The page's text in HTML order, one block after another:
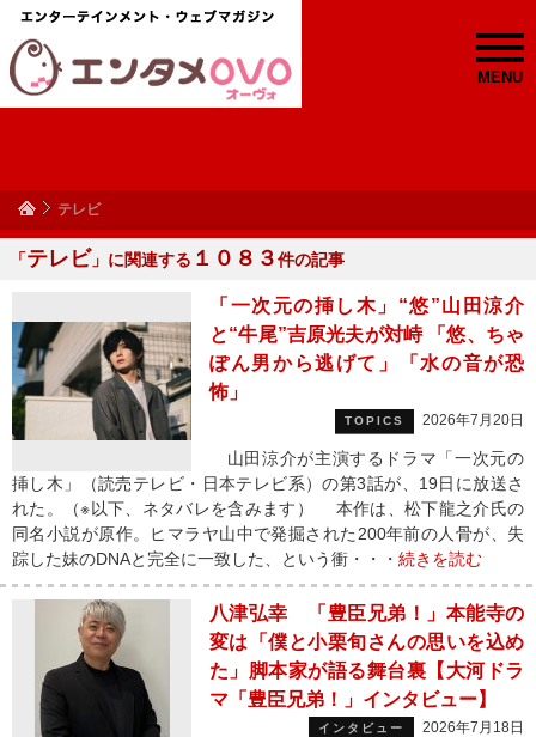
MENU
テレビ
「テレビ 」に関連する １０８３件の記事
「一次元の挿し木」“悠”山田涼介
と“牛尾”吉原光夫が対峙 「悠、ちゃ
ぽん男から逃げて」「水の音が恐
怖」
TOPICS 2026年7月20日
山田涼介が主演するドラマ「一次元の
挿し木」（読売テレビ・日本テレビ系）の第3話が、19日に放送さ
れた。（※以下、ネタバレを含みます） 本作は、松下龍之介氏の
同名小説が原作。ヒマラヤ山中で発掘された200年前の人骨が、失
踪した妹のDNAと完全に一致した、という衝・・・ 続きを読む
八津弘幸 「豊臣兄弟！」本能寺の
変は「僕と小栗旬さんの思いを込め
た」脚本家が語る舞台裏【大河ドラ
マ「豊臣兄弟！」インタビュー】
インタビュー 2026年7月18日